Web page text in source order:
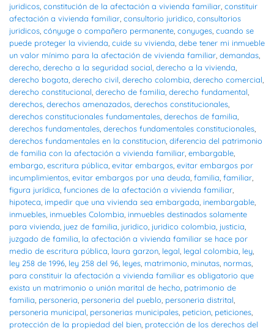
juridicos, constitución de la afectación a vivienda familiar, constituir
afectación a vivienda familiar, consultorio juridico, consultorios
juridicos, cónyuge o compañero permanente, conyuges, cuando se
puede proteger la vivienda, cuide su vivienda, debe tener mi inmueble
un valor mínimo para la afectación de vivienda familiar, demandas,
derecho, derecho a la seguridad social, derecho a la vivienda,
derecho bogota, derecho civil, derecho colombia, derecho comercial,
derecho constitucional, derecho de familia, derecho fundamental,
derechos, derechos amenazados, derechos constitucionales,
derechos constitucionales fundamentales, derechos de familia,
derechos fundamentales, derechos fundamentales constitucionales,
derechos fundamentales en la constitucion, diferencia del patrimonio
de familia con la afectación a vivienda familiar, embargable,
embargo, escritura pública, evitar embargos, evitar embargos por
incumplimientos, evitar embargos por una deuda, familia, familiar,
figura jurídica, funciones de la afectación a vivienda familiar,
hipoteca, impedir que una vivienda sea embargada, inembargable,
inmuebles, inmuebles Colombia, inmuebles destinados solamente
para vivienda, juez de familia, juridico, juridico colombia, justicia,
juzgado de familia, la afectación a vivienda familiar se hace por
medio de escritura pública, laura garzon, legal, legal colombia, ley,
ley 258 de 1996, ley 258 del 96, leyes, matrimonio, minutas, normas,
para constituir la afectación a vivienda familiar es obligatorio que
exista un matrimonio o unión marital de hecho, patrimonio de
familia, personeria, personeria del pueblo, personeria distrital,
personeria municipal, personerias municipales, peticion, peticiones,
protección de la propiedad del bien, protección de los derechos del